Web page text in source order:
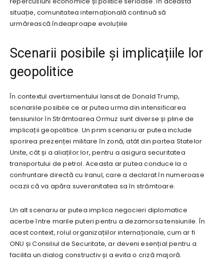
situație, comunitatea internațională continuă să
urmărească îndeaproape evoluțiile
Scenarii posibile și implicațiile lor
geopolitice
În contextul avertismentului lansat de Donald Trump,
scenariile posibile ce ar putea urma din intensificarea
tensiunilor în Strâmtoarea Ormuz sunt diverse și pline de
implicații geopolitice. Un prim scenariu ar putea include
sporirea prezenței militare în zonă, atât din partea Statelor
Unite, cât și a aliaților lor, pentru a asigura securitatea
transportului de petrol. Aceasta ar putea conduce la o
confruntare directă cu Iranul, care a declarat în numeroase
ocazii că va apăra suveranitatea sa în strâmtoare.
Un alt scenariu ar putea implica negocieri diplomatice
acerbe între marile puteri pentru a dezamorsa tensiunile. În
acest context, rolul organizațiilor internaționale, cum ar fi
ONU și Consiliul de Securitate, ar deveni esențial pentru a
facilita un dialog constructiv și a evita o criză majoră.